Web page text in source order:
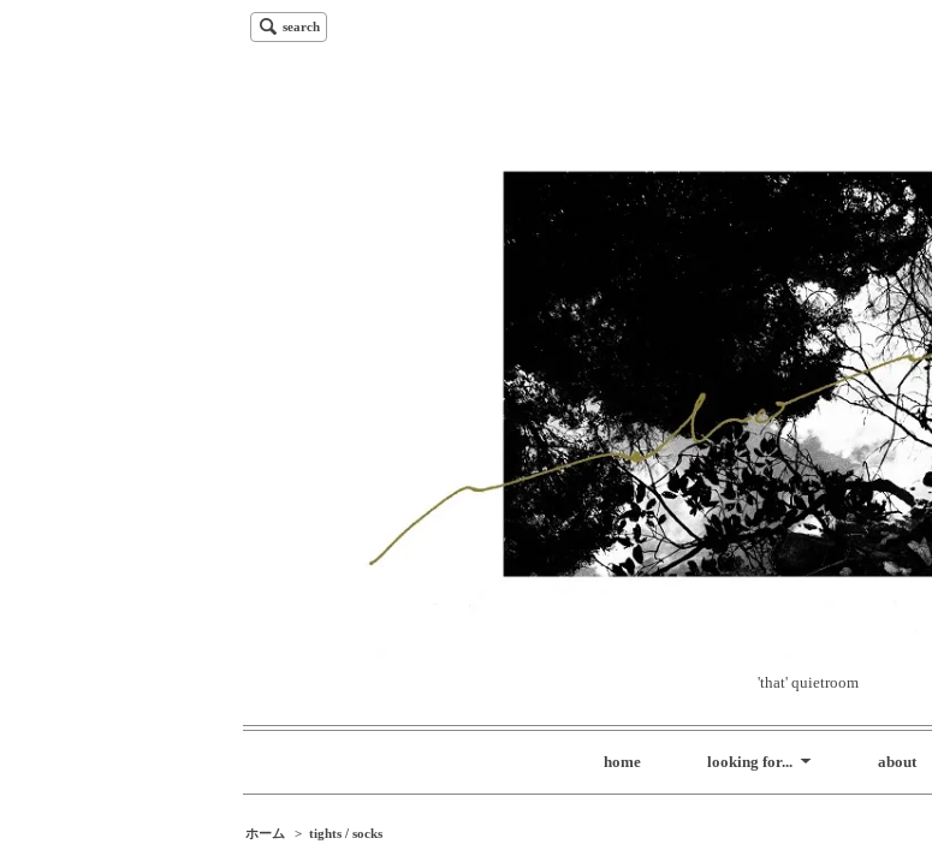
search
'that' quietroom
home looking for... about
ホーム > tights / socks